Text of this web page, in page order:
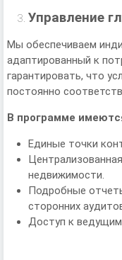
Управление
Мы обеспечиваем
адаптированный к
гарантировать, что
постоянно
В программе
Единые точки
недвижимости.
Подробные
сторонних
Доступ к ведущим